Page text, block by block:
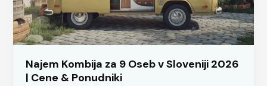
Najem Kombija za 9 Oseb v Sloveniji 2026
| Cene & Ponudniki